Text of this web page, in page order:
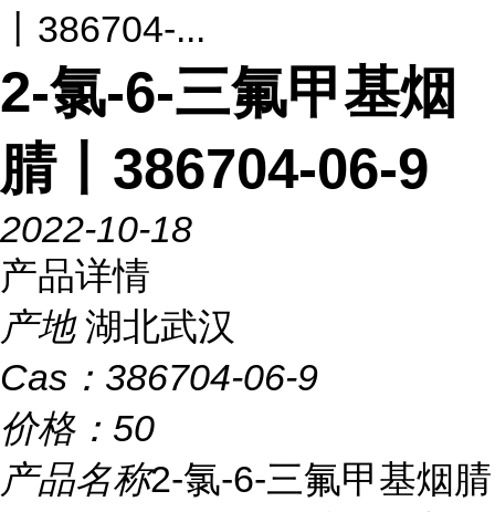
丨386704-...
2-氯-6-三氟甲基烟
腈丨386704-06-9
2022-10-18
产品详情
产地 湖北武汉
Cas： 386704-06-9
价格： 50
产品名称2-氯-6-三氟甲基烟腈